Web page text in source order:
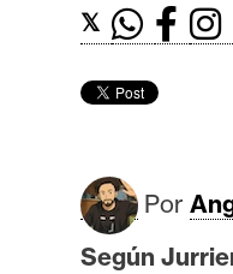
e
u
m
A
𝕏
Por
Según